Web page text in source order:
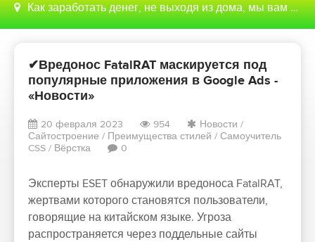
Как заработать денег, не выходя из дома, мы вам поможем с этим разобраться
✔Вредонос FatalRAT маскируется под
популярные приложения в Google Ads -
«Новости»
20 февраля 2023 954 Новости /
Сайтостроение / Преимущества стилей / Самоучитель
CSS / Вёрстка 0
Эксперты ESET обнаружили вредоноса FatalRAT,
жертвами которого становятся пользователи,
говорящие на китайском языке. Угроза
распространяется через поддельные сайты